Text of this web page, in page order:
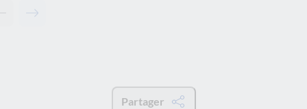
Contenu précédent - Articles associés
Contenu suivant - Articles associés
Partager